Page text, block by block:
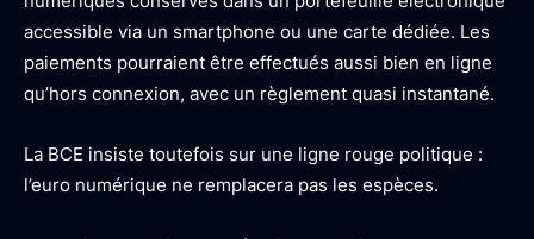
accessible via un smartphone ou une carte dédiée. Les
paiements pourraient être effectués aussi bien en ligne
qu’hors connexion, avec un règlement quasi instantané.
La BCE insiste toutefois sur une ligne rouge politique :
l’euro numérique ne remplacera pas les espèces.